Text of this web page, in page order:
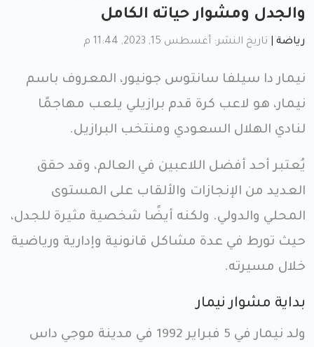
والجدل ومشوار حياته الكامل
رياضة تاريخ النشر: أغسطس 15, 2023, 11:44 م
نيمار دا سيلفا سانتوس جونيور، المعروف باسم
نيمار، هو لاعب كرة قدم برازيلي يلعب مهاجمًا
لنادي الهلال السعودي ومنتخب البرازيل.
يُعتبر أحد أفضل اللاعبين في العالم، وقد حقق
العديد من الإنجازات والألقاب على المستوى
المحلي والدولي. ولكنه أيضًا شخصية مثيرة للجدل،
حيث تورط في عدة مشاكل قانونية وإدارية ورياضية
خلال مسيرته.
بداية مشوار نيمار
ولد نيمار في 5 فبراير 1992 في مدينة موجي داس